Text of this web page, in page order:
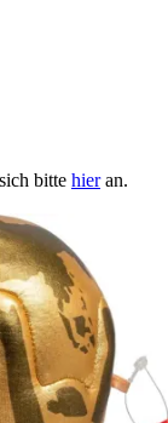
bitte hieran.